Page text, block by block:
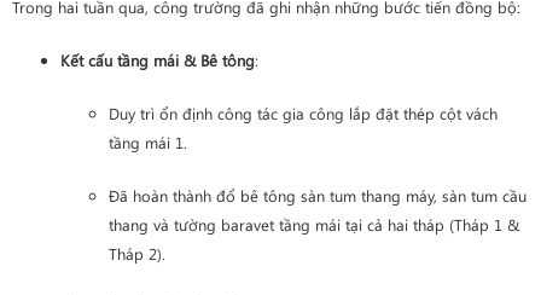
Trong hai tuần qua, công trường đã ghi nhận những bước tiến đồng bộ:
Kết cấu tầng mái & Bê tông:
Duy trì ổn định công tác gia công lắp đặt thép cột vách
tầng mái 1.
Đã hoàn thành đổ bê tông sàn tum thang máy, sàn tum cầu
thang và tường baravet tầng mái tại cả hai tháp (Tháp 1 &
Tháp 2).